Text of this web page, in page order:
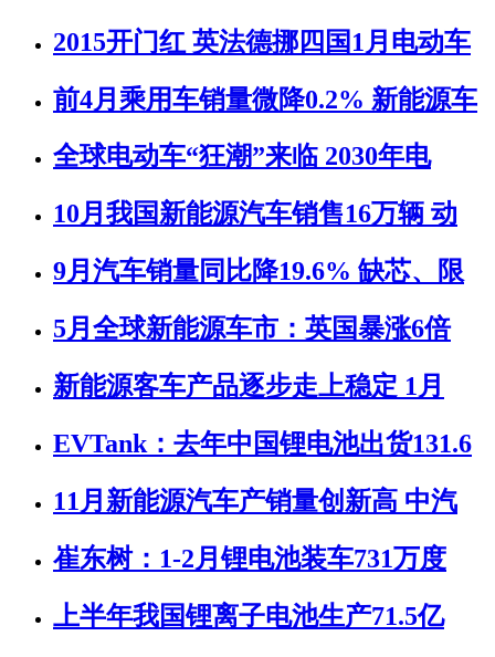
2015开门红 英法德挪四国1月电动车
前4月乘用车销量微降0.2% 新能源车
全球电动车“狂潮”来临 2030年电
10月我国新能源汽车销售16万辆 动
9月汽车销量同比降19.6% 缺芯、限
5月全球新能源车市：英国暴涨6倍
新能源客车产品逐步走上稳定 1月
EVTank：去年中国锂电池出货131.6
11月新能源汽车产销量创新高 中汽
崔东树：1-2月锂电池装车731万度
上半年我国锂离子电池生产71.5亿